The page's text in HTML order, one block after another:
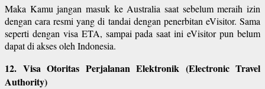
Maka Kamu jangan masuk ke Australia saat sebelum meraih izin
dengan cara resmi yang di tandai dengan penerbitan eVisitor. Sama
seperti dengan visa ETA, sampai pada saat ini eVisitor pun belum
dapat di akses oleh Indonesia.
12. Visa Otoritas Perjalanan Elektronik (Electronic Travel
Authority)